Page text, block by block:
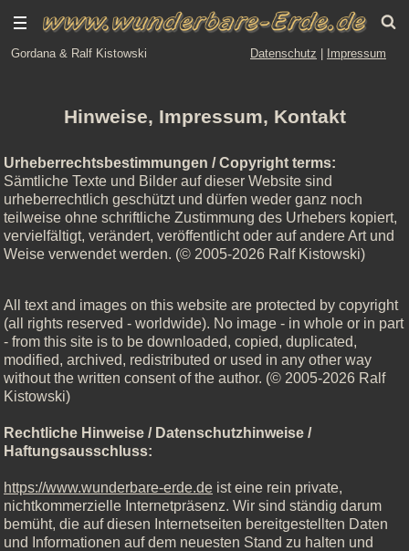
Gordana & Ralf Kistowski Datenschutz Impressum
Hinweise, Impressum, Kontakt
Urheberrechtsbestimmungen / Copyright terms:
Sämtliche Texte und Bilder auf dieser Website sind
urheberrechtlich geschützt und dürfen weder ganz noch
teilweise ohne schriftliche Zustimmung des Urhebers kopiert,
vervielfältigt, verändert, veröffentlicht oder auf andere Art und
Weise verwendet werden. (© 2005-2026 Ralf Kistowski)
All text and images on this website are protected by copyright
(all rights reserved - worldwide). No image - in whole or in part
- from this site is to be downloaded, copied, duplicated,
modified, archived, redistributed or used in any other way
without the written consent of the author. (© 2005-2026 Ralf
Kistowski)
Rechtliche Hinweise / Datenschutzhinweise /
Haftungsausschluss:
https://www.wunderbare-erde.de ist eine rein private,
nichtkommerzielle Internetpräsenz. Wir sind ständig darum
bemüht, die auf diesen Internetseiten bereitgestellten Daten
und Informationen auf dem neuesten Stand zu halten und